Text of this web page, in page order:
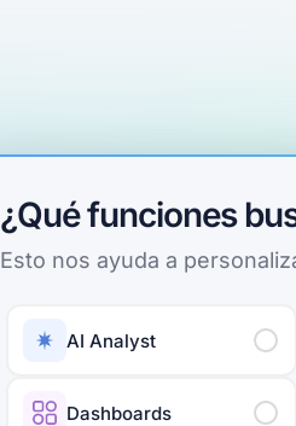
¿Qué funciones
Esto nos ayuda a
AI Analyst
Dashboards